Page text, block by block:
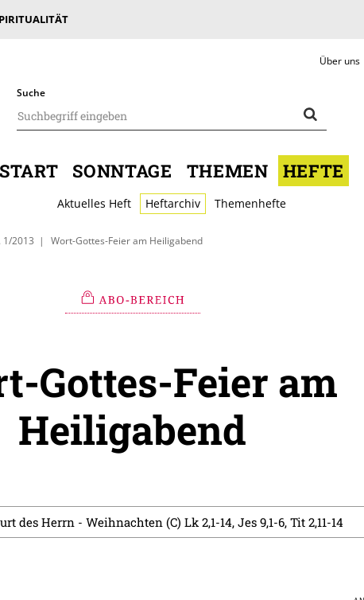
Über uns
Suche
START SONNTAGE THEMEN HEFTE
Aktuelles Heft Heftarchiv Themenhefte
1/2013 Wort-Gottes-Feier am Heiligabend
Gottes-Feier am
Heiligabend
des Herrn - Weihnachten (C) Lk 2,1-14, Jes 9,1-6, Tit 2,11-14